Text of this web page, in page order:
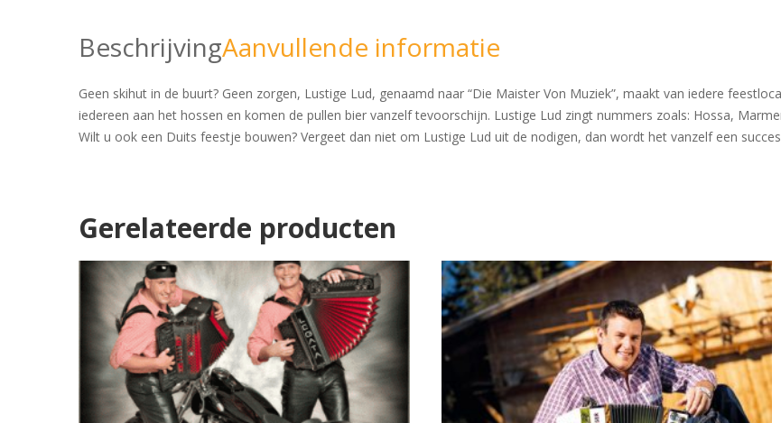
BeschrijvingAanvullende informatie
Geen skihut in de buurt? Geen zorgen, Lustige Lud, genaamd naar “Die Maister Von Muziek”, maakt van iedere
iedereen aan het hossen en komen de pullen bier vanzelf tevoorschijn. Lustige Lud zingt nummers zoals: Hossa,
Wilt u ook een Duits feestje bouwen? Vergeet dan niet om Lustige Lud uit de nodigen, dan wordt het vanzelf een
Gerelateerde producten